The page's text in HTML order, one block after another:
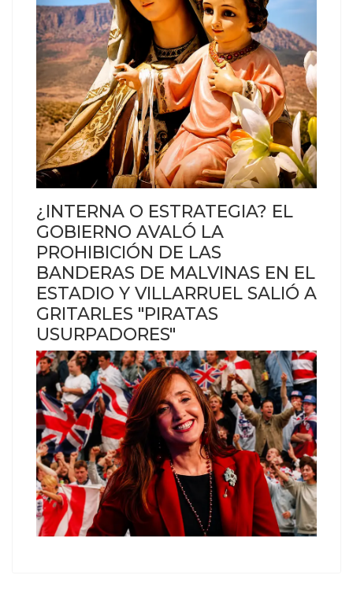
¿INTERNA O ESTRATEGIA? EL
GOBIERNO AVALÓ LA
PROHIBICIÓN DE LAS
BANDERAS DE MALVINAS EN EL
ESTADIO Y VILLARRUEL SALIÓ A
GRITARLES "PIRATAS
USURPADORES"